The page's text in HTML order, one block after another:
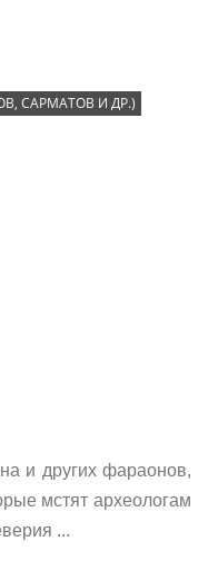
САРМАТОВ И ДР.)
и других фараонов,
мстят археологам
...